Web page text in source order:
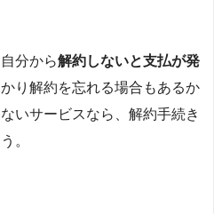
分から解約しないと支払が発
り解約を忘れる場合もあるか
いサービスなら、解約手続き
。